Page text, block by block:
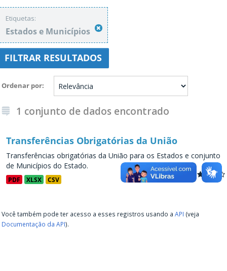
Etiquetas:
Estados e Municípios
FILTRAR RESULTADOS
Ordenar por
1 conjunto de dados encontrado
Transferências Obrigatórias da União
Transferências obrigatórias da União para os Estados e conjunto
de Municípios do Estado.
PDF XLSX CSV
Você também pode ter acesso a esses registros usando a API (veja
Documentação da API).